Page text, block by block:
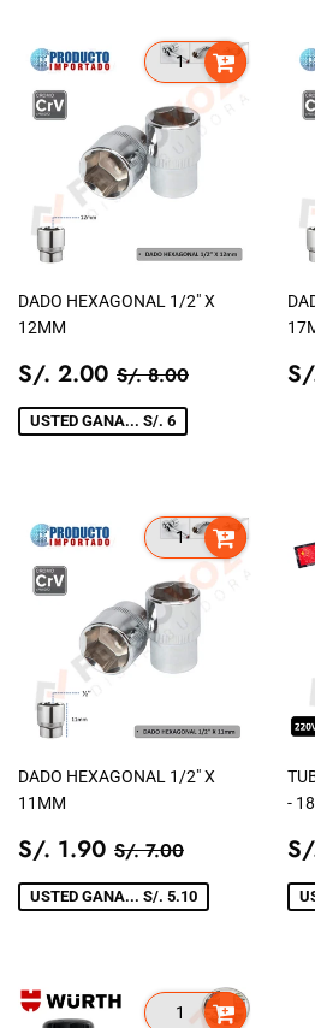
DADO HEXAGONAL 1/2" X
12MM
PRECIO
DE
VENTA
S/. 2.00 S/.
2.00
PRECIO TIENDA
S/. 8.00
USTED GANA... S/. 6
DADO HEXAGONAL 1/2" X
11MM
PRECIO
DE
VENTA
S/. 1.90 S/.
1.90
PRECIO TIENDA
S/. 7.00
USTED GANA... S/. 5.10
-